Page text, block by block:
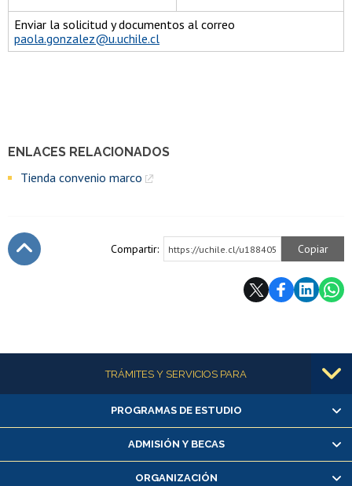
ENLACES RELACIONADOS
Tienda convenio marco
Enviar la solicitud y documentos al correo
paola.gonzalez@u.uchile.cl
Compartir: https://uchile.cl/u188405 Copiar
Más informaciónTRÁMITES Y SERVICIOS PARA
Alumnas/os y exalumnas/os
Matrícula en línea
Inscripción y cambio de asignaturas
Consulta y certificado de notas
PROGRAMAS DE ESTUDIO
ADMISIÓN Y BECAS
ORGANIZACIÓN